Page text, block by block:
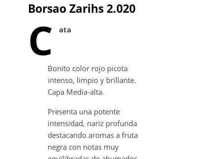
Borsao Zarihs 2.020
C ata
Bonito color rojo picota
intenso, limpio y brillante.
Capa Media-alta.